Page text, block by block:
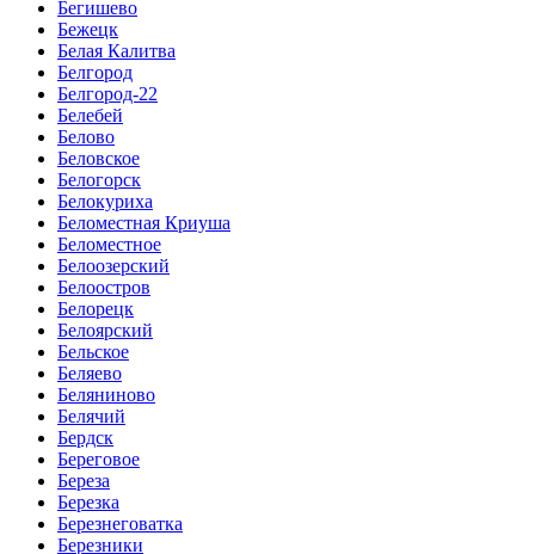
Бегишево
Бежецк
Белая Калитва
Белгород
Белгород-22
Белебей
Белово
Беловское
Белогорск
Белокуриха
Беломестная Криуша
Беломестное
Белоозерский
Белоостров
Белорецк
Белоярский
Бельское
Беляево
Беляниново
Белячий
Бердск
Береговое
Береза
Березка
Березнеговатка
Березники